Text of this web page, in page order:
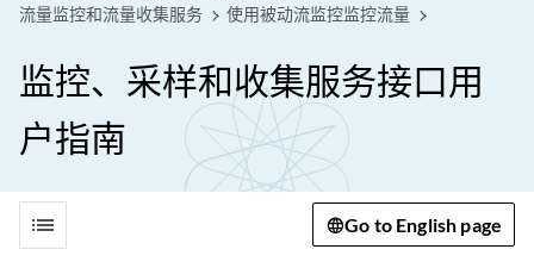
流量监控和流量收集服务
使用被动流监控监控流量
监控、采样和收集服务接口用
户指南
list Go to English page